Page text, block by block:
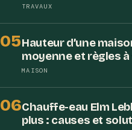
TRAVAUX
05Hauteur d’une
moyenne et règles
MAISON
06Chauffe-eau Elm
plus : causes et